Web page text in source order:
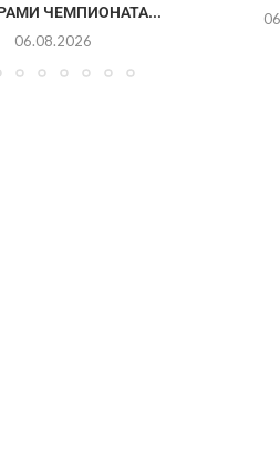
ЧЕМПИОНАТА...
06.08.2026